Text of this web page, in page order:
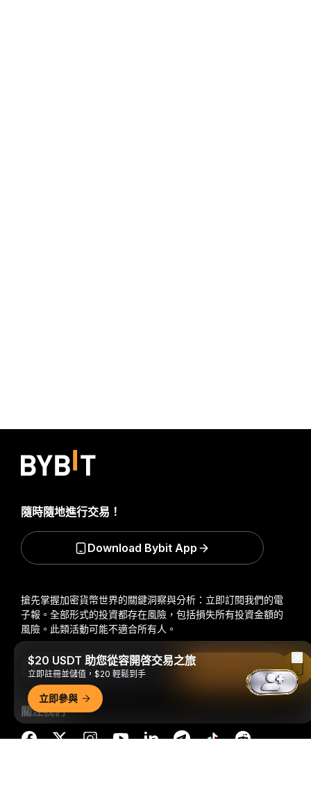
搶先掌握加密貨幣世界的關鍵洞察與分析：立即訂閱我們的電
子報。 全部形式的投資都存在風險，包括損失所有投資金額的
風險。此類活動可能不適合所有人。
關注我們
隨時隨地進行交易！
Download Bybit App
$20 USDT 助您從容開啓交易之旅
立即註冊並儲值，$20 輕鬆到手
立即參與
在 Bybit App 中閱讀